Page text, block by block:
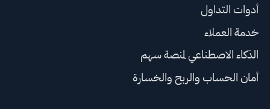
أدوات التداول
خدمة العملاء
الذكاء الاصطناعي لمنصة سهم
أمان الحساب والربح والخسارة